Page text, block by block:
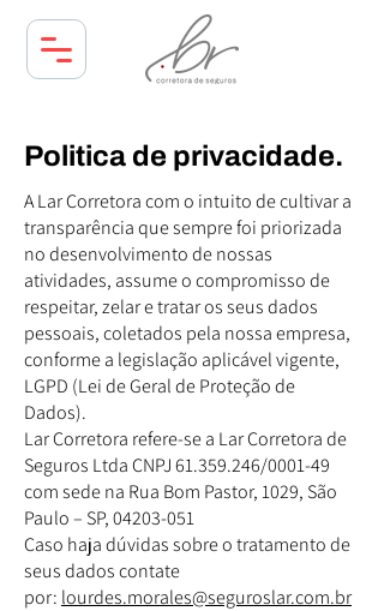
Politica de privacidade.
A Lar Corretora com o intuito de cultivar a
transparência que sempre foi priorizada
no desenvolvimento de nossas
atividades, assume o compromisso de
respeitar, zelar e tratar os seus dados
pessoais, coletados pela nossa empresa,
conforme a legislação aplicável vigente,
LGPD (Lei de Geral de Proteção de
Dados).
Lar Corretora refere-se a Lar Corretora de
Seguros Ltda CNPJ61.359.246/0001-49
com sede na Rua Bom Pastor, 1029, São
Paulo – SP,04203-051
Caso haja dúvidas sobre o tratamento de
seus dados contate
por: lourdes.morales@seguroslar.com.br